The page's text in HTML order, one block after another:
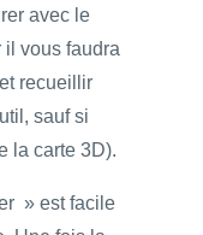
avec le
il vous faudra
recueillir
sauf si
la carte 3D).
» est facile